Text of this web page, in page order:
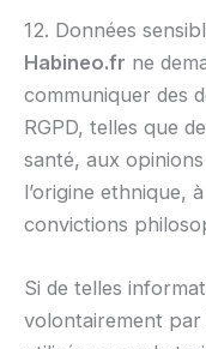
12. Données
Habineo.fr ne
communiquer des
RGPD, telles que
santé, aux
l’origine ethnique,
convictions
Si de telles
volontairement par